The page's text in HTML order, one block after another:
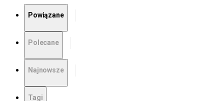
Powiązane
Polecane
Najnowsze
Tagi